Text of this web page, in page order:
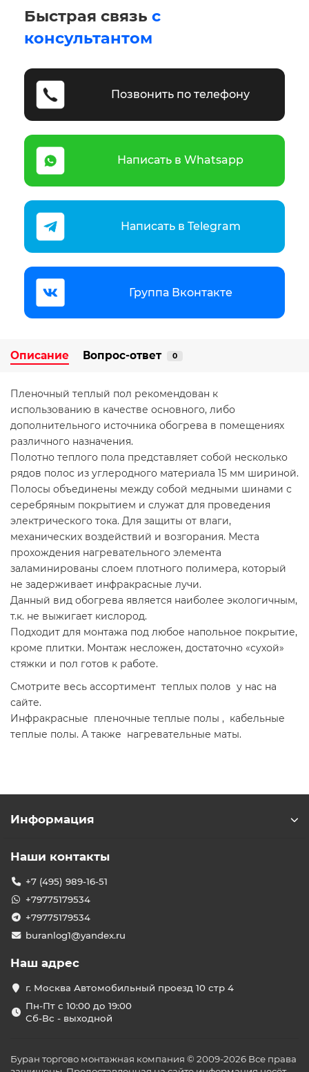
Быстрая связь с
консультантом
Позвонить по телефону
Написать в Whatsapp
Написать в Telegram
Группа Вконтакте
Описание Вопрос-ответ 0
Пленочный теплый пол рекомендован к
использованию в качестве основного, либо
дополнительного источника обогрева в помещениях
различного назначения.
Полотно теплого пола представляет собой несколько
рядов полос из углеродного материала 15 мм шириной.
Полосы объединены между собой медными шинами с
серебряным покрытием и служат для проведения
электрического тока. Для защиты от влаги,
механических воздействий и возгорания. Места
прохождения нагревательного элемента
заламинированы слоем плотного полимера, который
не задерживает инфракрасные лучи.
Данный вид обогрева является наиболее экологичным,
т.к. не выжигает кислород.
Подходит для монтажа под любое напольное покрытие,
кроме плитки. Монтаж несложен, достаточно «сухой»
стяжки и пол готов к работе.
Смотрите весь ассортимент теплых полов у нас на
сайте.
Инфракрасные пленочные теплые полы , кабельные
теплые полы. А также нагревательные маты.
Информация
Наши контакты
+7 (495) 989-16-51
+79775179534
+79775179534
buranlog1@yandex.ru
Наш адрес
г. Москва Автомобильный проезд 10 стр 4
Пн-Пт с 10:00 до 19:00
Сб-Вс - выходной
Буран торгово монтажная компания © 2009-2026 Все права